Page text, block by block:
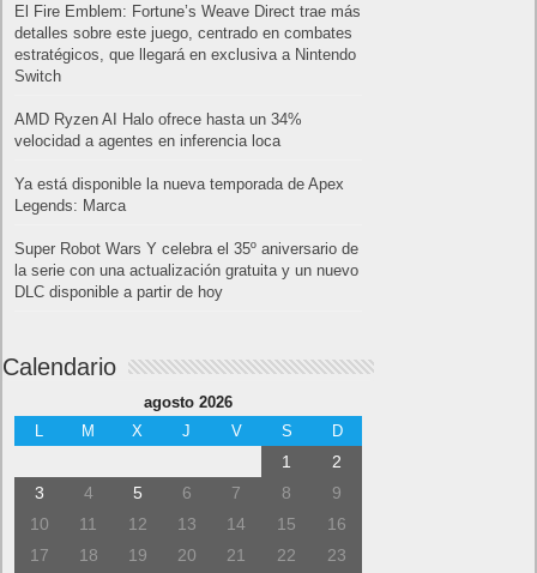
El Fire Emblem: Fortune’s Weave Direct trae más
detalles sobre este juego, centrado en combates
estratégicos, que llegará en exclusiva a Nintendo
Switch
AMD Ryzen AI Halo ofrece hasta un 34%
velocidad a agentes en inferencia loca
Ya está disponible la nueva temporada de Apex
Legends: Marca
Super Robot Wars Y celebra el 35º aniversario de
la serie con una actualización gratuita y un nuevo
DLC disponible a partir de hoy
Calendario
agosto 2026
M X J V S D
1
2
3
4 5 6 7 8
9
10
11 12 13 14 15
16
17
18 19 20 21 22
23